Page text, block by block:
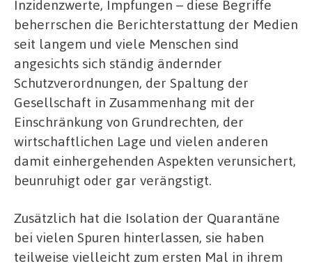
Inzidenzwerte, Impfungen – diese Begriffe
beherrschen die Berichterstattung der Medien
seit langem und viele Menschen sind
angesichts sich ständig ändernder
Schutzverordnungen, der Spaltung der
Gesellschaft in Zusammenhang mit der
Einschränkung von Grundrechten, der
wirtschaftlichen Lage und vielen anderen
damit einhergehenden Aspekten verunsichert,
beunruhigt oder gar verängstigt.
Zusätzlich hat die Isolation der Quarantäne
bei vielen Spuren hinterlassen, sie haben
teilweise vielleicht zum ersten Mal in ihrem